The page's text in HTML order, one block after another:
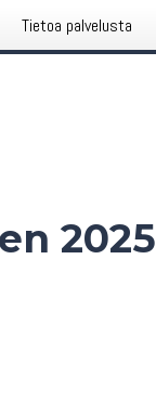
Tietoa palvelusta
2025